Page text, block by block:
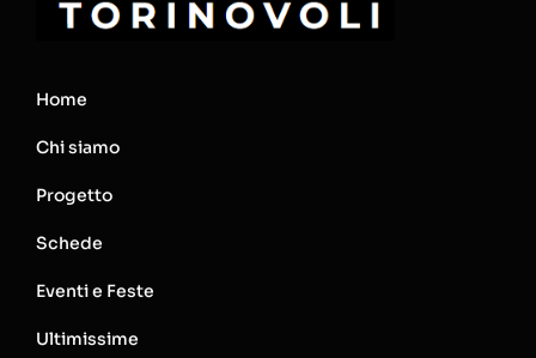
Home
Chi siamo
Progetto
Schede
Eventi e Feste
Ultimissime